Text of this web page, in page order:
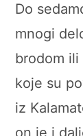
Do
mnogi
brodom ili
koje su
iz
on je i